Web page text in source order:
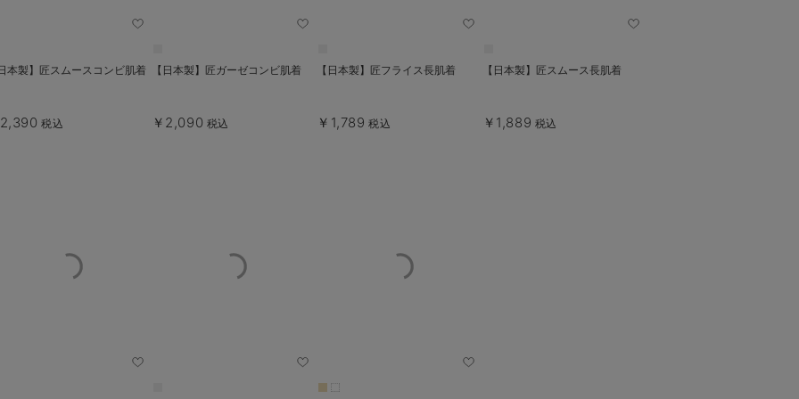
本製】匠スムースコンビ肌着
税込
【日本製】匠ガーゼコンビ肌着
￥2,090 税込
【日本製】匠フライス長肌着
￥1,789 税込
【日本製】匠スムース長肌着
￥1,889 税込